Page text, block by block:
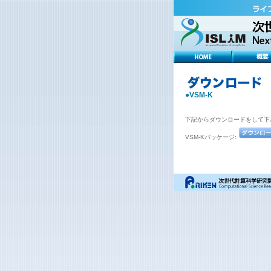
●VSM-K
下記からダウンロードをして下
VSM-Kパッケージ: